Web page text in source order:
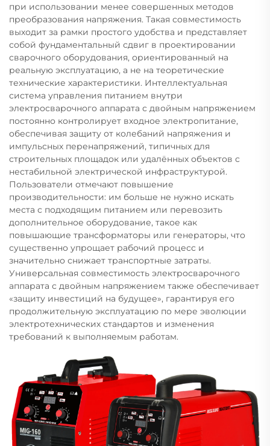
при использовании менее совершенных методов
преобразования напряжения. Такая совместимость
выходит за рамки простого удобства и представляет
собой фундаментальный сдвиг в проектировании
сварочного оборудования, ориентированный на
реальную эксплуатацию, а не на теоретические
технические характеристики. Интеллектуальная
система управления питанием внутри
электросварочного аппарата с двойным напряжением
постоянно контролирует входное электропитание,
обеспечивая защиту от колебаний напряжения и
импульсных перенапряжений, типичных для
строительных площадок или удалённых объектов с
нестабильной электрической инфраструктурой.
Пользователи отмечают повышение
производительности: им больше не нужно искать
места с подходящим питанием или перевозить
дополнительное оборудование, такое как
повышающие трансформаторы или генераторы, что
существенно упрощает рабочий процесс и
значительно снижает транспортные затраты.
Универсальная совместимость электросварочного
аппарата с двойным напряжением также обеспечивает
«защиту инвестиций на будущее», гарантируя его
продолжительную эксплуатацию по мере эволюции
электротехнических стандартов и изменения
требований к выполняемым работам.